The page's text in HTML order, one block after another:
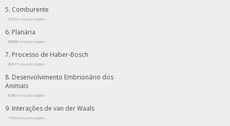
Comburente
93793 visualizações
Planária
89800 visualizações
Processo de Haber-Bosch
89017 visualizações
Desenvolvimento Embrionário dos
Animais
87801 visualizações
Interações de van der Waals
77834 visualizações